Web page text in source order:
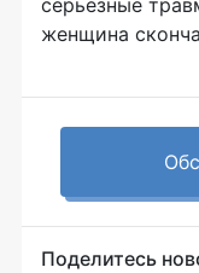
серьезные
женщина
Поделитесь